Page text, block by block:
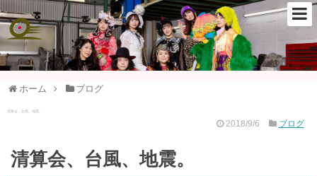
ホーム ブログ
清算会、台風、地震。
2018/9/6 ブログ
清算会、台風、地震。